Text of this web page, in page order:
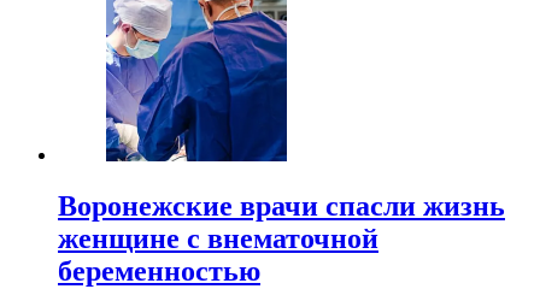
Воронежские врачи спасли жизнь
женщине с внематочной
беременностью